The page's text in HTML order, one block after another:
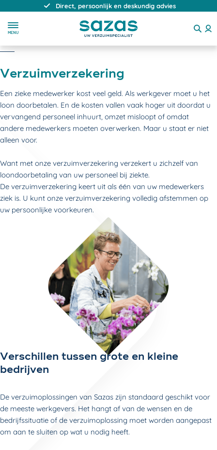
Direct, persoonlijk en deskundig advies
MENU
Verzuimverzekering
Een zieke medewerker kost veel geld. Als werkgever moet u het
loon doorbetalen. En de kosten vallen vaak hoger uit doordat u
vervangend personeel inhuurt, omzet misloopt of omdat
andere medewerkers moeten overwerken. Maar u staat er niet
alleen voor.
Want met onze verzuimverzekering verzekert u zichzelf van
loondoorbetaling van uw personeel bij ziekte.
De verzuimverzekering keert uit als één van uw medewerkers
ziek is. U kunt onze verzuimverzekering volledig afstemmen op
uw persoonlijke voorkeuren.
Verschillen tussen grote en kleine
bedrijven
De verzuimoplossingen van Sazas zijn standaard geschikt voor
de meeste werkgevers. Het hangt af van de wensen en de
bedrijfssituatie of de verzuimoplossing moet worden aangepast
om aan te sluiten op wat u nodig heeft.